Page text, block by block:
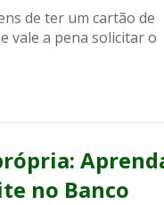
de ter um cartão de
vale a pena solicitar o
no Banco